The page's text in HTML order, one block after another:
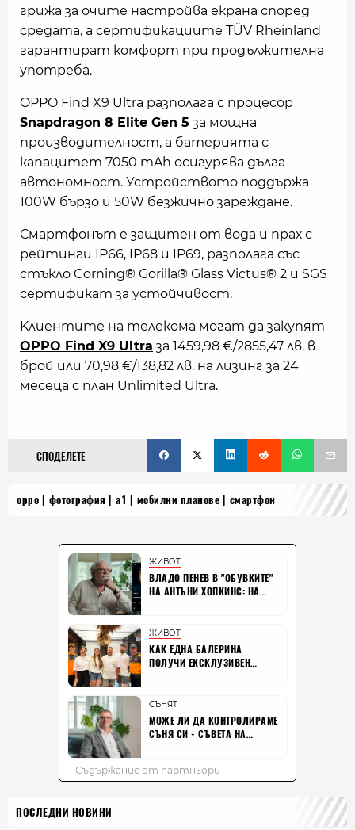
грижа за очите настройва екрана според
средата, а сертификациите TÜV Rheinland
гарантират комфорт при продължителна
употреба.
OPPO Find X9 Ultra разполага с процесор
Snapdragon 8 Elite Gen 5 за мощна
производителност, а батерията с
капацитет 7050 mAh осигурява дълга
автономност. Устройството поддържа
100W бързо и 50W безжично зареждане.
Смартфонът е защитен от вода и прах с
рейтинги IP66, IP68 и IP69, разполага със
стъкло Corning® Gorilla® Glass Victus® 2 и SGS
сертификат за устойчивост.
Kлиентите на телекома могат да закупят
OPPO Find X9 Ultra за 1459,98 €/2855,47 лв. в
брой или 70,98 €/138,82 лв. на лизинг за 24
месеца с план Unlimited Ultra.
СПОДЕЛЕТЕ
oppo фотография а1 мобилни планове смартфон
ПОСЛЕДНИ НОВИНИ